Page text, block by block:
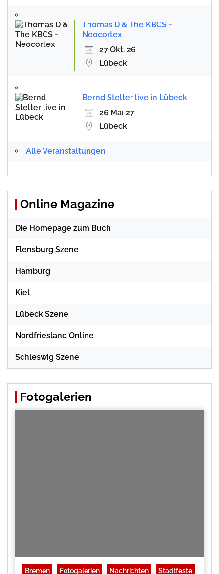
Thomas D & The KBCS -
Neocortex
27 Okt. 26
Lübeck
Bernd Stelter live in Lübeck
26 Mai 27
Lübeck
Alle Veranstaltungen
Online Magazine
Die Homepage zum Buch
Flensburg Szene
Hamburg
Kiel
Lübeck Szene
Nordfriesland Online
Schleswig Szene
Fotogalerien
Bremen Fotogalerien Nachrichten Stadtfeste